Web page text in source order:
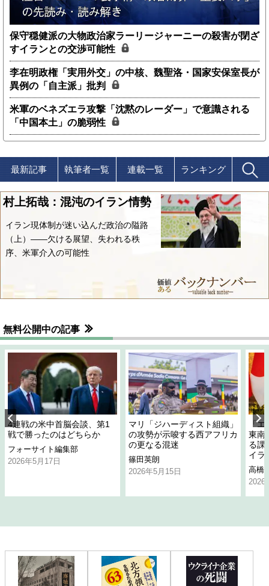
保守穏健派の大物政治家ラーリージャーニーの殺害が閉ざ
すイランとの交渉可能性
李在明政権「実用外交」の中核、魏聖洛・国家安保室長が
異例の「自主派」批判
米軍のベネズエラ攻撃「沈黙のレーダー」で意識される
「中国本土」の脆弱性
最新記事 執筆者一覧 連載一覧 ランキング
村上拓哉：混沌のイラン情勢
イラン現体制が迷い込んだ政治の隘路
（上）――欠ける展望、失われる秩
序、米軍介入の可能性
無料公開中の記事
4連戦の米中首脳会談、第1
戦で勝ったのはどちらか
フォーサイト編集部
2026年5月17日
マリ「ジハーディスト組織」
の攻勢が示唆する西アフリカ
の更なる混迷
篠田英朗
2026年5月15日
「
東南
る課
イラ
高橋
2026